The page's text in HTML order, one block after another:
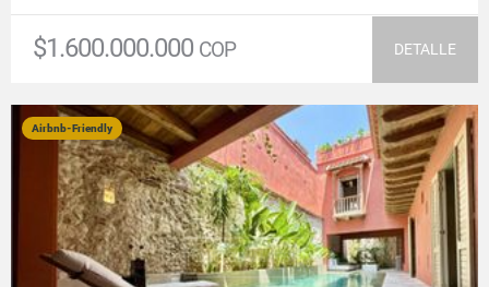
$1.600.000.000 COP DETALLE
Airbnb-Friendly
VER DETALLES